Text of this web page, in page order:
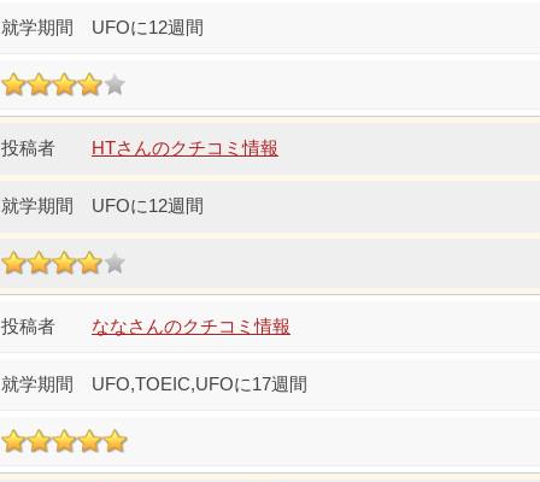
UFOに12週間
HTさんのクチコミ情報
UFOに12週間
ななさんのクチコミ情報
UFO,TOEIC,UFOに17週間